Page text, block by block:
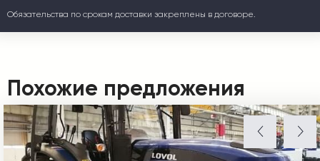
Обязательства по срокам доставки закреплены в договоре.
Похожие предложения